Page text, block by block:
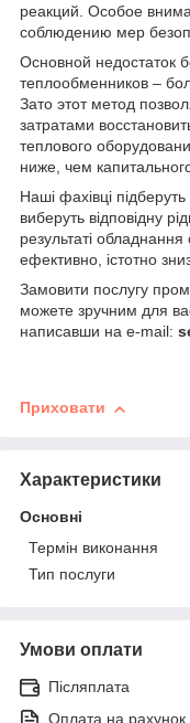
реакций. Особое
соблюдению мер
Основной недостаток
теплообменников –
Зато этот метод
затратами
теплового
ниже, чем
Наші фахівці
виберуть відповідну
результаті
ефективно, істотно
Замовити послугу
можете зручним для
написавши на e-mail:
Приховати
Характеристики
Основні
Термін виконання
Тип послуги
Умови оплати
Післяплата
Оплата на рахунок